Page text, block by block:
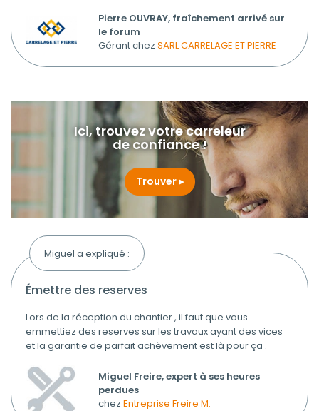
Pierre OUVRAY, fraîchement arrivé sur
le forum
Gérant chez SARL CARRELAGE ET PIERRE
Ici, trouvez votre carreleur
de confiance !
Trouver
Miguel a expliqué :
émettre des reserves
Lors de la réception du chantier , il faut que vous
emmettiez des reserves sur les travaux ayant des vices
et la garantie de parfait achèvement est là pour ça .
Miguel Freire, expert à ses heures
perdues
chez Entreprise Freire M.